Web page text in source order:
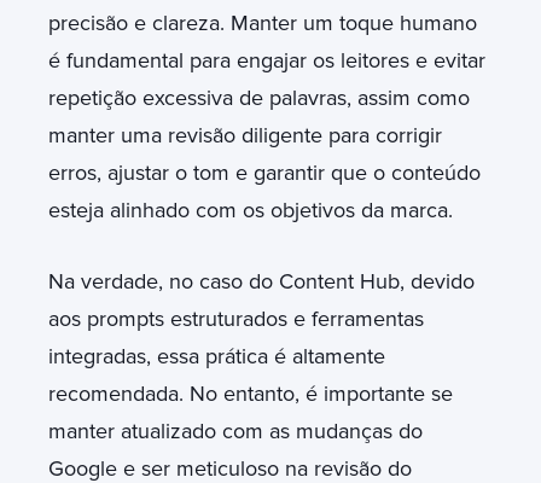
precisão e clareza. Manter um toque humano
é fundamental para engajar os leitores e evitar
repetição excessiva de palavras, assim como
manter uma revisão diligente para corrigir
erros, ajustar o tom e garantir que o conteúdo
esteja alinhado com os objetivos da marca.
Na verdade, no caso do Content Hub, devido
aos prompts estruturados e ferramentas
integradas, essa prática é altamente
recomendada. No entanto, é importante se
manter atualizado com as mudanças do
Google e ser meticuloso na revisão do